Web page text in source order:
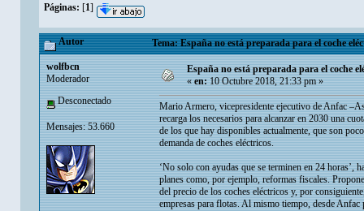
Páginas: [1]
Autor Tema: España no está preparada para el coche
wolfbcn
Moderador
Desconectado
Mensajes: 53.660
España no está preparada para el coche
«en:10 Octubre 2018, 21:33 pm »
Mario Armero, vicepresidente ejecutivo de Anfac
recarga los necesarios para alcanzar en 2030 una
de los que hay disponibles actualmente, que son
demanda de coches eléctricos.
‘No solo con ayudas que se terminen en 24
planes como, por ejemplo, reformas fiscales.
del precio de los coches eléctricos y, por
empresas para flotas. Al mismo tiempo, desde Anfac